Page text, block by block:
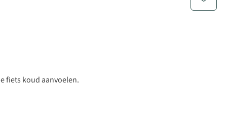
fiets koud aanvoelen.